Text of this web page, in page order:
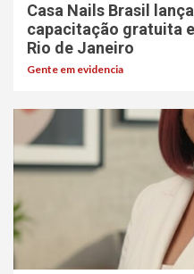
Casa Nails Brasil
capacitação gratuita
Rio de Janeiro
Gente em evidencia